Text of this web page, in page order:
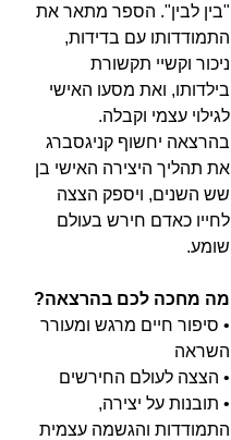
"בין לבין". הספר מתאר את
התמודדותו עם בדידות,
ניכור וקשיי תקשורת
בילדותו, ואת מסעו האישי
לגילוי עצמי וקבלה.
בהרצאה יחשוף קניגסברג
את תהליך היצירה האישי בן
שש השנים, ויספק הצצה
לחייו כאדם חירש בעולם
שומע.
מה מחכה לכם בהרצאה?
• סיפור חיים מרגש ומעורר
השראה
• הצצה לעולם החירשים
• תובנות על יצירה,
התמודדות והגשמה עצמית